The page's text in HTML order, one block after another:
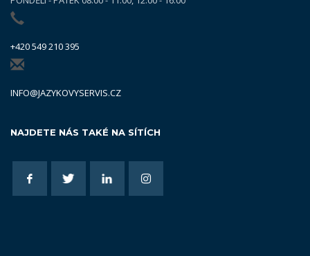
+420 549 210 395
INFO@JAZYKOVYSERVIS.CZ
NAJDETE NÁS TAKÉ NA SÍTÍCH